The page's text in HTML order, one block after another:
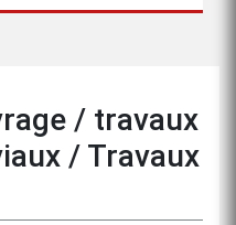
/ travaux
/ Travaux